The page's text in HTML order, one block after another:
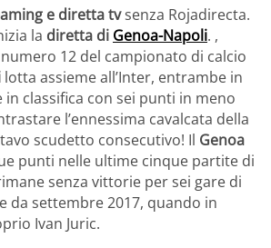
e diretta tvsenza Rojadirecta.
la diretta di Genoa-Napoli. ,
12 del campionato di calcio
lotta assieme all’Inter, entrambe in
classifica con sei punti in meno
l’ennessima cavalcata della
scudetto consecutivo! Il Genoa
punti nelle ultime cinque partite di
senza vittorie per sei gare di
da settembre 2017, quando in
Ivan Juric.